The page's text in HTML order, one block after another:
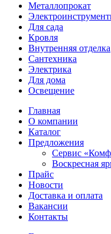
Металлопрокат
Для сада
Кровля
Внутренняя отделка
Сантехника
Электрика
Для дома
Освещение
Главная
О компании
Каталог
Предложения
Сервис
Воскресная
Прайс
Новости
Доставка и оплата
Вакансии
Контакты